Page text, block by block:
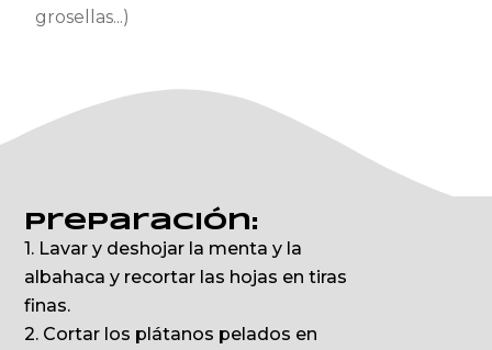
grosellas...)
Preparación:
1. Lavar y deshojar la menta y la
albahaca y recortar las hojas en tiras
finas.
2. Cortar los plátanos pelados en